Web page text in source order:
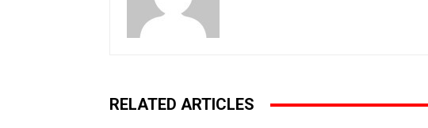
RELATED ARTICLES